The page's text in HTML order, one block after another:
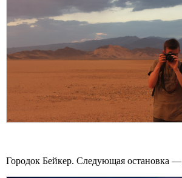
Городок Бейкер. Следующая остановка —